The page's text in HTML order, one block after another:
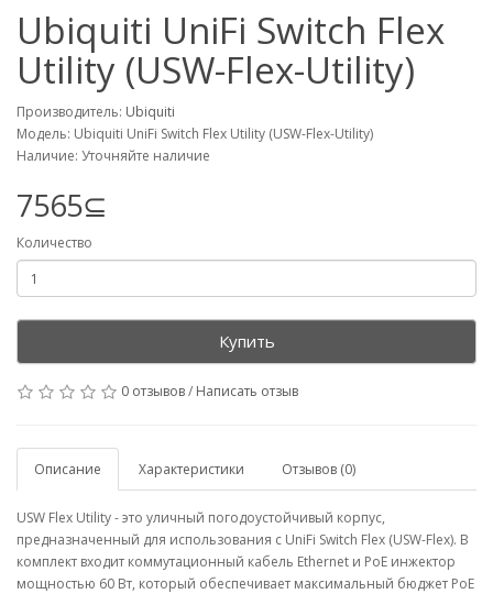
Ubiquiti UniFi Switch Flex
Utility (USW-Flex-Utility)
Производитель: Ubiquiti
Модель: Ubiquiti UniFi Switch Flex Utility (USW-Flex-Utility)
Наличие: Уточняйте наличие
7565⊆
Количество
Купить
0 отзывов/ Написать отзыв
Описание Характеристики Отзывов (0)
USW Flex Utility - это уличный погодоустойчивый корпус,
предназначенный для использования с UniFi Switch Flex (USW-Flex). В
комплект входит коммутационный кабель Ethernet и PoE инжектор
мощностью 60 Вт, который обеспечивает максимальный бюджет PoE